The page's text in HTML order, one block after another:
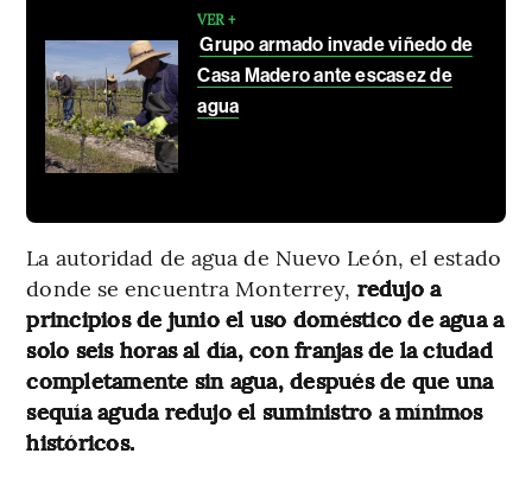
VER +
Grupo armado invade viñedo de
Casa Madero ante escasez de
agua
La autoridad de agua de Nuevo León, el estado
donde se encuentra Monterrey, redujo a
principios de junio el uso doméstico de agua a
solo seis horas al día, con franjas de la ciudad
completamente sin agua, después de que una
sequía aguda redujo el suministro a mínimos
históricos.